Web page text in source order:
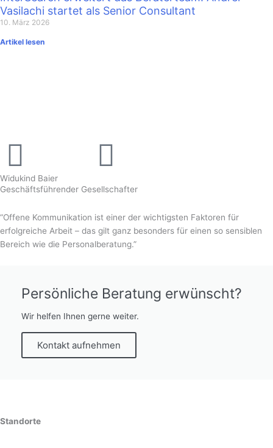
Vasilachi startet als Senior Consultant
10. März 2026
Artikel lesen
Xing Linkedin
Widukind Baier
Geschäftsführender Gesellschafter
“Offene Kommunikation ist einer der wichtigsten Faktoren für
erfolgreiche Arbeit – das gilt ganz besonders für einen so sensiblen
Bereich wie die Personalberatung.”
Persönliche Beratung erwünscht?
Wir helfen Ihnen gerne weiter.
Kontakt aufnehmen
Standorte